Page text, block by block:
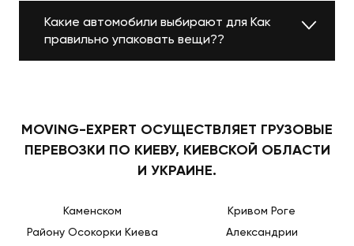
Какие автомобили выбирают для Как
правильно упаковать вещи??
MOVING-EXPERT ОСУЩЕСТВЛЯЕТ ГРУЗОВЫЕ
ПЕРЕВОЗКИ ПО КИЕВУ, КИЕВСКОЙ ОБЛАСТИ
И УКРАИНЕ.
Каменском
Району Осокорки Киева
Кривом Роге
Александрии